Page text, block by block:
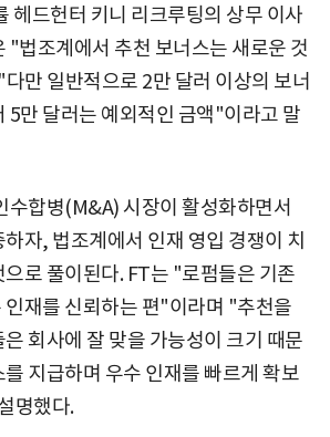
헤드헌터 키니 리크루팅의 상무 이사
"법조계에서 추천 보너스는 새로운 것
만 일반적으로 2만 달러 이상의 보너
5만 달러는 예외적인 금액"이라고 말
수합병(M&A) 시장이 활성화하면서
자, 법조계에서 인재 영입 경쟁이 치
로 풀이된다. FT는 "로펌들은 기존
인재를 신뢰하는 편"이라며 "추천을
회사에 잘 맞을 가능성이 크기 때문
지급하며 우수 인재를 빠르게 확보
명했다.